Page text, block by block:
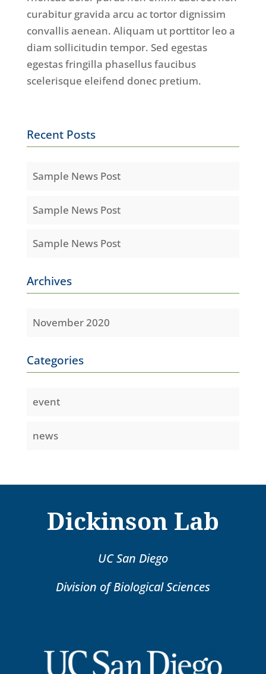
curabitur gravida arcu ac tortor dignissim
convallis aenean. Aliquam ut porttitor leo a
diam sollicitudin tempor. Sed egestas
egestas fringilla phasellus faucibus
scelerisque eleifend donec pretium.
Recent Posts
Sample News Post
Sample News Post
Sample News Post
Archives
November 2020
Categories
event
news
Dickinson Lab
UC San Diego
Division of Biological Sciences